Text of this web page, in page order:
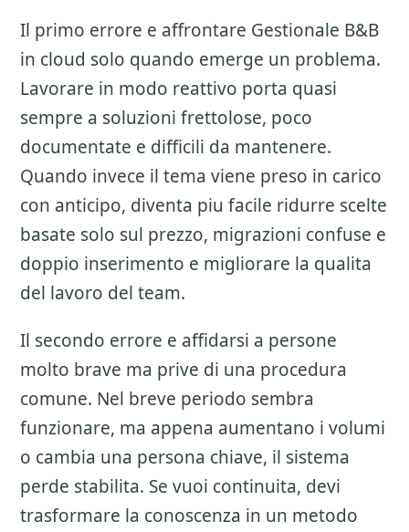
Il primo errore e affrontare Gestionale B&B
in cloud solo quando emerge un problema.
Lavorare in modo reattivo porta quasi
sempre a soluzioni frettolose, poco
documentate e difficili da mantenere.
Quando invece il tema viene preso in carico
con anticipo, diventa piu facile ridurre scelte
basate solo sul prezzo, migrazioni confuse e
doppio inserimento e migliorare la qualita
del lavoro del team.
Il secondo errore e affidarsi a persone
molto brave ma prive di una procedura
comune. Nel breve periodo sembra
funzionare, ma appena aumentano i volumi
o cambia una persona chiave, il sistema
perde stabilita. Se vuoi continuita, devi
trasformare la conoscenza in un metodo